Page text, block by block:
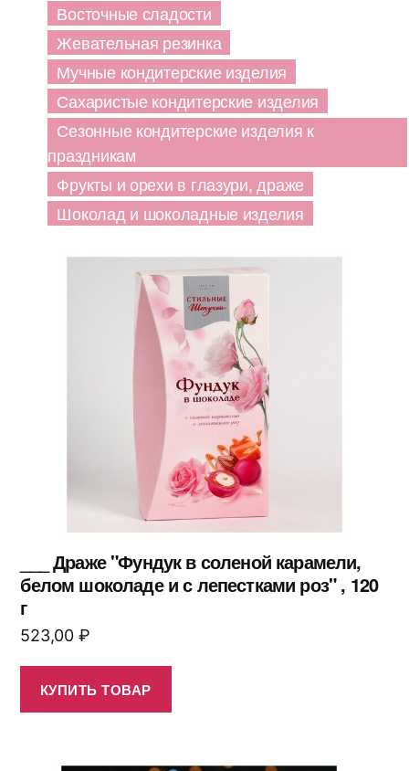
Восточные сладости
Жевательная резинка
Мучные кондитерские изделия
Сахаристые кондитерские изделия
Сезонные кондитерские изделия к
праздникам
Фрукты и орехи в глазури, драже
Шоколад и шоколадные изделия
___ Драже "Фундук в соленой карамели,
белом шоколаде и с лепестками роз" , 120
г
523,00 ₽
КУПИТЬ ТОВАР